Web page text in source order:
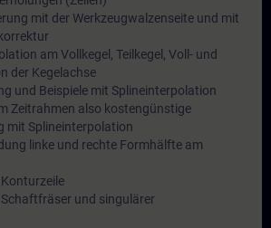
mit der Werkzeugwalzenseite und mit
am Vollkegel, Teilkegel, Voll- und
der Kegelachse
und Beispiele mit Splineinterpolation
Zeitrahmen also kostengünstige
mit Splineinterpolation
linke und rechte Formhälfte am
und singulärer